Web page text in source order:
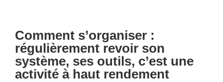
Comment s’organiser :
régulièrement revoir son
système, ses outils, c’est une
activité à haut rendement